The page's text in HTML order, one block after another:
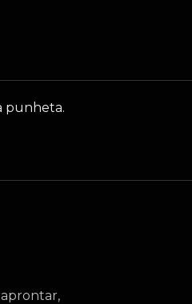
punheta.